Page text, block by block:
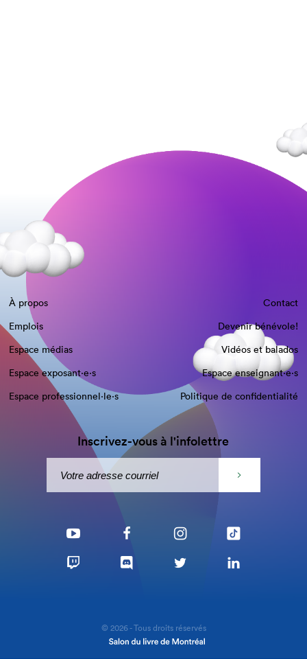
À propos
Contact
Emplois
Devenir bénévole!
Espace médias
Vidéos et balados
Espace exposant·e⋅s
Espace enseignant·e⋅s
Espace professionnel·le⋅s
Politique de confidentialité
Inscrivez-vous à l'infolettre
© 2026 - Tous droits réservés